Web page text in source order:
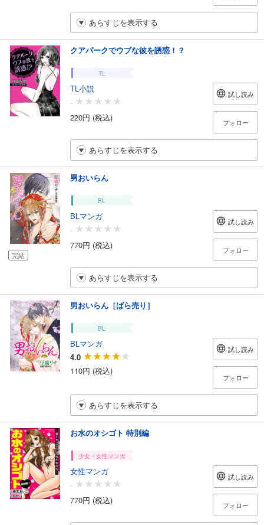
あらすじを表示する
クアパークでウブな彼を誘惑！？
TL
TL小説
-
220円 (税込)
試し読み
フォロー
あらすじを表示する
完結
男おいらん
BL
BLマンガ
-
770円 (税込)
試し読み
フォロー
あらすじを表示する
男おいらん［ばら売り］
BL
BLマンガ
4.0
110円 (税込)
試し読み
フォロー
あらすじを表示する
お水のオシゴト 特別編
少女・女性マンガ
女性マンガ
-
770円 (税込)
試し読み
フォロー